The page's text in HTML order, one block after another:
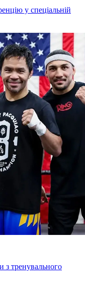
у спеціальній
з тренувального